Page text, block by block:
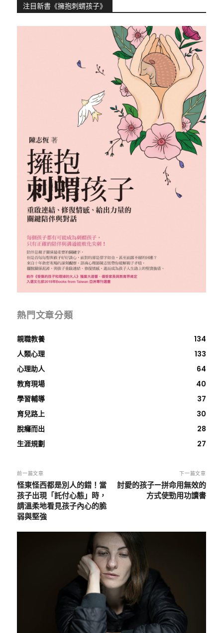
注目新書《擁抱刺蝟孩子》
熱門文章分類
親職教養
134
人類心理
133
心理助人
64
教育現場
40
學習輔導
37
育兒路上
30
脫癮而出
28
生涯規劃
27
前一篇文章
怪東怪西都是別人的錯！當
孩子出現「託付心態」時，
請溫柔地看見孩子內心的脆
弱與堅強
下一篇文章
討愛的孩子—拼命用無效的
方式使勁用功讀書